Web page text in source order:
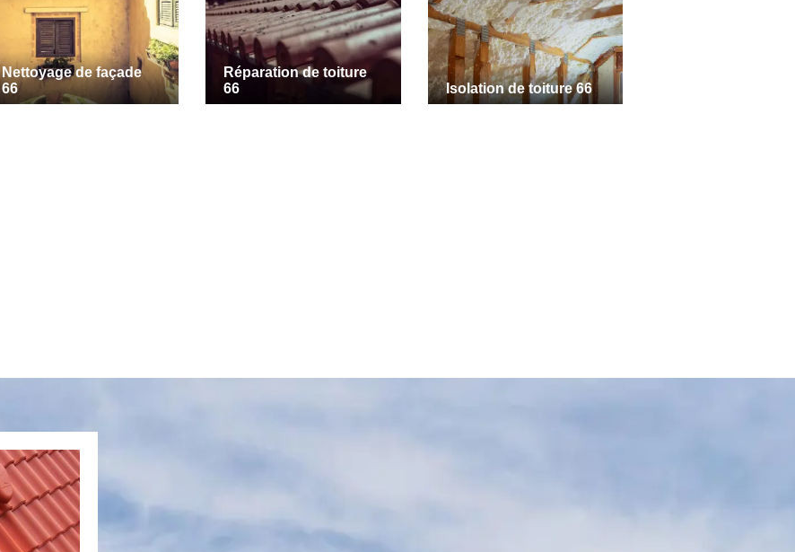
Nettoyage de façade
66
Réparation de toiture
66
Isolation de toiture 66